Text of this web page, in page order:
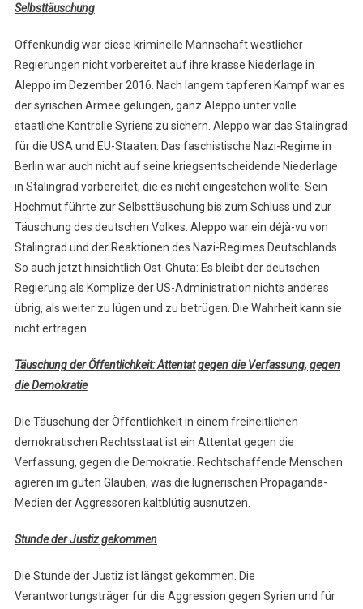
Selbsttäuschung
Offenkundig war diese kriminelle Mannschaft westlicher
Regierungen nicht vorbereitet auf ihre krasse Niederlage in
Aleppo im Dezember 2016. Nach langem tapferen Kampf war es
der syrischen Armee gelungen, ganz Aleppo unter volle
staatliche Kontrolle Syriens zu sichern. Aleppo war das Stalingrad
für die USA und EU-Staaten. Das faschistische Nazi-Regime in
Berlin war auch nicht auf seine kriegsentscheidende Niederlage
in Stalingrad vorbereitet, die es nicht eingestehen wollte. Sein
Hochmut führte zur Selbsttäuschung bis zum Schluss und zur
Täuschung des deutschen Volkes. Aleppo war ein déjà-vu von
Stalingrad und der Reaktionen des Nazi-Regimes Deutschlands.
So auch jetzt hinsichtlich Ost-Ghuta: Es bleibt der deutschen
Regierung als Komplize der US-Administration nichts anderes
übrig, als weiter zu lügen und zu betrügen. Die Wahrheit kann sie
nicht ertragen.
Täuschung der Öffentlichkeit: Attentat gegen die Verfassung, gegen
die Demokratie
Die Täuschung der Öffentlichkeit in einem freiheitlichen
demokratischen Rechtsstaat ist ein Attentat gegen die
Verfassung, gegen die Demokratie. Rechtschaffende Menschen
agieren im guten Glauben, was die lügnerischen Propaganda-
Medien der Aggressoren kaltblütig ausnutzen.
Stunde der Justiz gekommen
Die Stunde der Justiz ist längst gekommen. Die
Verantwortungsträger für die Aggression gegen Syrien und für